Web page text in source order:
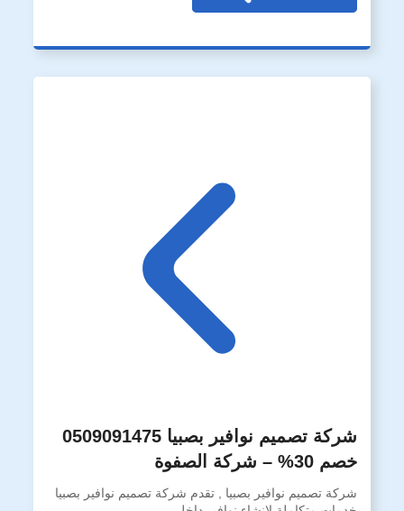
شركة تصميم نوافير بصبيا 0509091475
خصم 30% – شركة الصفوة
شركة تصميم نوافير بصبيا , تقدم شركة تصميم نوافير بصبيا